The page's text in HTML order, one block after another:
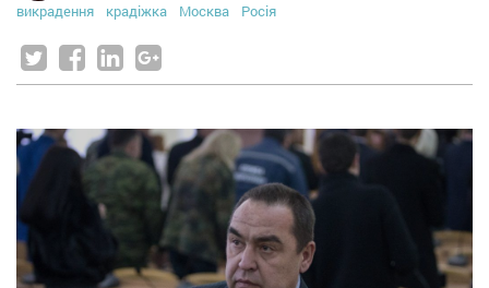
викрадення
крадіжка Москва Росія